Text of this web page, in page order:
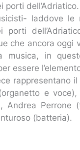
porti
laddove
porti
che ancora oggi
musica, in
essere
rappresentano
e
Perrone
(batteria).